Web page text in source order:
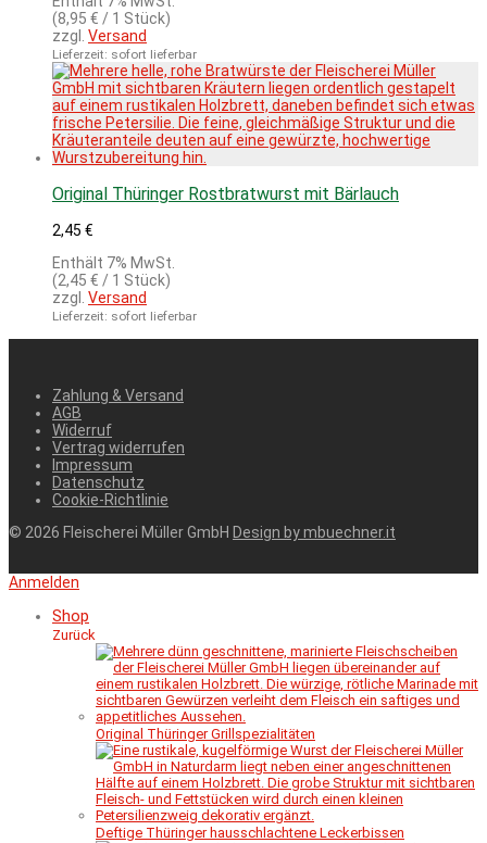
(8,95 € / 1 Stück)
zzgl. Versand
Lieferzeit: sofort lieferbar
Original Thüringer Rostbratwurst mit Bärlauch
2,45 €
Enthält 7% MwSt.
(2,45 € / 1 Stück)
zzgl. Versand
Lieferzeit: sofort lieferbar
Zahlung & Versand
AGB
Widerruf
Vertrag widerrufen
Impressum
Datenschutz
Cookie-Richtlinie
© 2026 Fleischerei Müller GmbH Design by mbuechner.it
Anmelden
Shop
Zurück
Original Thüringer Grillspezialitäten
Deftige Thüringer hausschlachtene Leckerbissen